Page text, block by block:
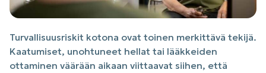
Turvallisuusriskit kotona ovat toinen merkittävä tekijä.
Kaatumiset, unohtuneet hellat tai lääkkeiden
ottaminen väärään aikaan viittaavat siihen, että